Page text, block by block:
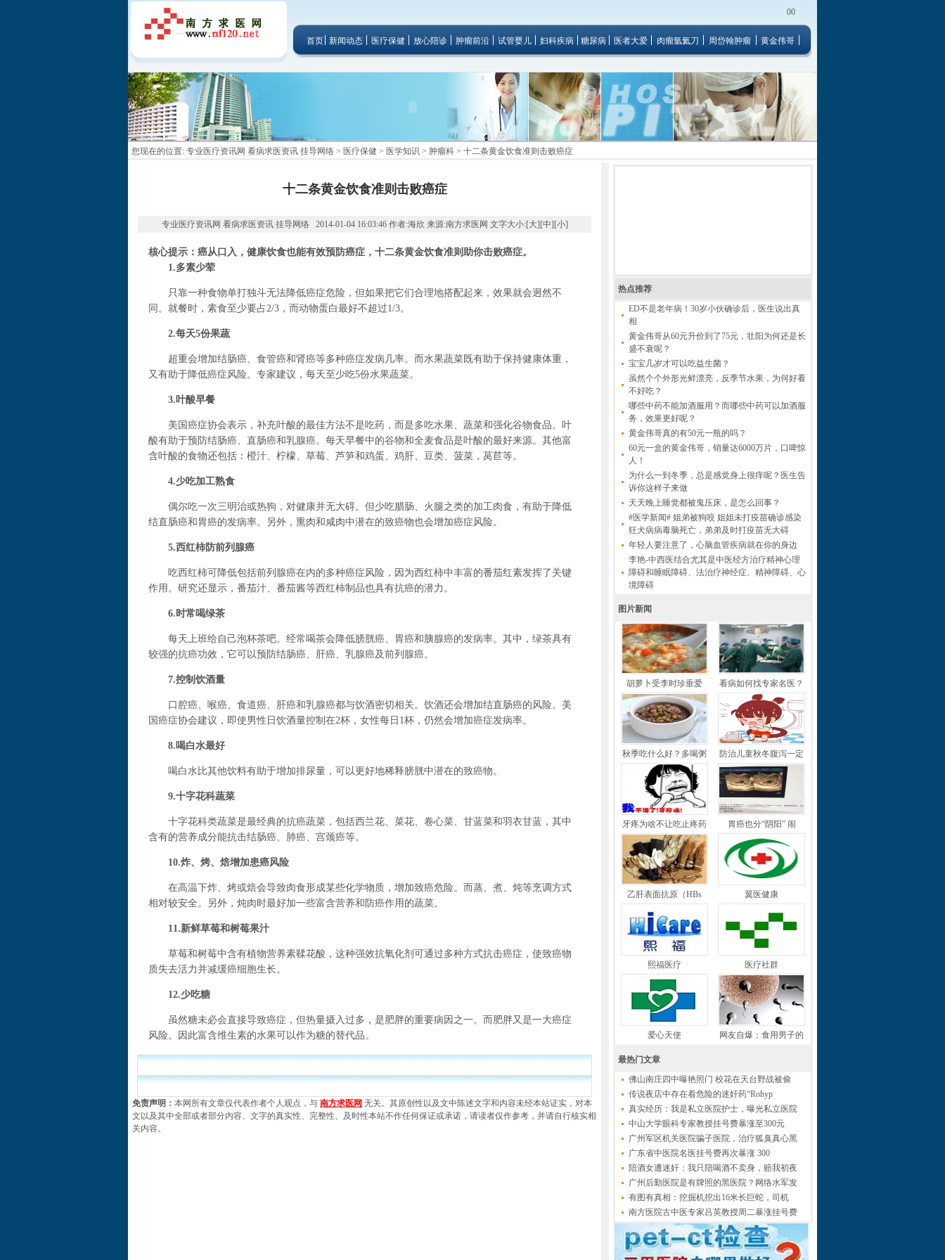
00
首页 新闻动态 医疗保健 放心陪诊 肿瘤前沿 试管婴儿 妇科疾病 糖尿病 医者大爱 肉瘤氩氦刀 周岱翰肿瘤 黄金伟哥
您现在的位置: 专业医疗资讯网 看病求医资讯 挂导网络 > 医疗保健 > 医学知识 > 肿瘤科 > 十二条黄金饮食准则击败癌症
十二条黄金饮食准则击败癌症
专业医疗资讯网 看病求医资讯 挂导网络 2014-01-04 16:03:46 作者:海欣 来源:南方求医网 文字大小:[大][中][小]
核心提示：癌从口入，健康饮食也能有效预防癌症，十二条黄金饮食准则助你击败癌症。
1.多素少荤
只靠一种食物单打独斗无法降低癌症危险，但如果把它们合理地搭配起来，效果就会迥然不
同。就餐时，素食至少要占2/3，而动物蛋白最好不超过1/3。
2.每天5份果蔬
超重会增加结肠癌、食管癌和肾癌等多种癌症发病几率。而水果蔬菜既有助于保持健康体重，
又有助于降低癌症风险。专家建议，每天至少吃5份水果蔬菜。
3.叶酸早餐
美国癌症协会表示，补充叶酸的最佳方法不是吃药，而是多吃水果、蔬菜和强化谷物食品。叶
酸有助于预防结肠癌、直肠癌和乳腺癌。每天早餐中的谷物和全麦食品是叶酸的最好来源。其他富
含叶酸的食物还包括：橙汁、柠檬、草莓、芦笋和鸡蛋、鸡肝、豆类、菠菜，莴苣等。
4.少吃加工熟食
偶尔吃一次三明治或热狗，对健康并无大碍。但少吃腊肠、火腿之类的加工肉食，有助于降低
结直肠癌和胃癌的发病率。另外，熏肉和咸肉中潜在的致癌物也会增加癌症风险。
5.西红柿防前列腺癌
吃西红柿可降低包括前列腺癌在内的多种癌症风险，因为西红柿中丰富的番茄红素发挥了关键
作用。研究还显示，番茄汁、番茄酱等西红柿制品也具有抗癌的潜力。
6.时常喝绿茶
每天上班给自己泡杯茶吧。经常喝茶会降低膀胱癌、胃癌和胰腺癌的发病率。其中，绿茶具有
较强的抗癌功效，它可以预防结肠癌、肝癌、乳腺癌及前列腺癌。
7.控制饮酒量
口腔癌、喉癌、食道癌、肝癌和乳腺癌都与饮酒密切相关。饮酒还会增加结直肠癌的风险。美
国癌症协会建议，即使男性日饮酒量控制在2杯，女性每日1杯，仍然会增加癌症发病率。
8.喝白水最好
喝白水比其他饮料有助于增加排尿量，可以更好地稀释膀胱中潜在的致癌物。
9.十字花科蔬菜
十字花科类蔬菜是最经典的抗癌蔬菜，包括西兰花、菜花、卷心菜、甘蓝菜和羽衣甘蓝，其中
含有的营养成分能抗击结肠癌、肺癌、宫颈癌等。
10.炸、烤、焙增加患癌风险
在高温下炸、烤或焙会导致肉食形成某些化学物质，增加致癌危险。而蒸、煮、炖等烹调方式
相对较安全。另外，炖肉时最好加一些富含营养和防癌作用的蔬菜。
11.新鲜草莓和树莓果汁
草莓和树莓中含有植物营养素鞣花酸，这种强效抗氧化剂可通过多种方式抗击癌症，使致癌物
质失去活力并减缓癌细胞生长。
12.少吃糖
虽然糖未必会直接导致癌症，但热量摄入过多，是肥胖的重要病因之一。而肥胖又是一大癌症
风险。因此富含维生素的水果可以作为糖的替代品。
免责声明： 本网所有文章仅代表作者个人观点，与 南方求医网 无关。其原创性以及文中陈述文字和内容未经本站证实，对本
文以及其中全部或者部分内容、文字的真实性、完整性、及时性本站不作任何保证或承诺，请读者仅作参考，并请自行核实相
关内容。
热点推荐
ED不是老年病！30岁小伙确诊后，医生说出真
相
黄金伟哥从60元升价到了75元，壮阳为何还是长
盛不衰呢？
宝宝几岁才可以吃益生菌？
虽然个个外形光鲜漂亮，反季节水果，为何好看
不好吃？
哪些中药不能加酒服用？而哪些中药可以加酒服
务，效果更好呢？
黄金伟哥真的有50元一瓶的吗？
60元一盒的黄金伟哥，销量达6000万片，口啤惊
人！
为什么一到冬季，总是感觉身上很痒呢？医生告
诉你这样子来做
天天晚上睡觉都被鬼压床，是怎么回事？
#医学新闻# 姐弟被狗咬 姐姐未打疫苗确诊感染
狂犬病病毒脑死亡，弟弟及时打疫苗无大碍
年轻人要注意了，心脑血管疾病就在你的身边
李艳-中西医结合尤其是中医经方治疗精神心理
障碍和睡眠障碍、法治疗神经症、精神障碍、心
境障碍
图片新闻
胡萝卜受李时珍垂爱 看病如何找专家名医？
秋季吃什么好？多喝粥 防治儿童秋冬腹泻一定
牙疼为啥不让吃止疼药 胃癌也分“阴阳” 闹
乙肝表面抗原（HBs 翼医健康
熙福医疗 医疗社群
爱心天使 网友自爆：食用男子的
最热门文章
佛山南庄四中曝艳照门 校花在天台野战被偷
传说夜店中存在着危险的迷奸药“Rohyp
真实经历：我是私立医院护士，曝光私立医院
中山大学眼科专家教授挂号费暴涨至300元
广州军区机关医院骗子医院，治疗狐臭真心黑
广东省中医院名医挂号费再次暴涨 300
陪酒女遭迷奸：我只陪喝酒不卖身，赔我初夜
广州后勤医院是有牌照的黑医院？网络水军发
有图有真相：挖掘机挖出16米长巨蛇，司机
南方医院古中医专家吕英教授周二暴涨挂号费